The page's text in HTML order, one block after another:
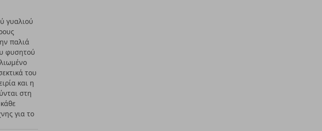
γυαλιού
παλιά
φυσητού
του
και η
στη
για το